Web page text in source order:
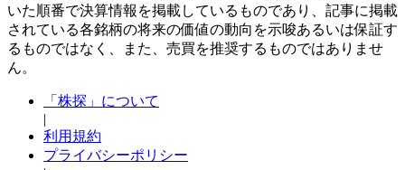
いた順番で決算情報を掲載しているものであり、記事に掲載
されている各銘柄の将来の価値の動向を示唆あるいは保証す
るものではなく、また、売買を推奨するものではありませ
ん。
「株探」について
|
利用規約
プライバシーポリシー